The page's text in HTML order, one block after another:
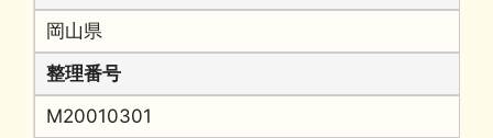
岡山県
整理番号
M20010301